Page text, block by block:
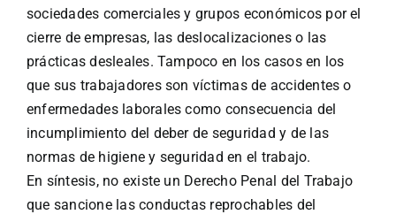
sociedades comerciales y grupos económicos por el
cierre de empresas, las deslocalizaciones o las
prácticas desleales. Tampoco en los casos en los
que sus trabajadores son víctimas de accidentes o
enfermedades laborales como consecuencia del
incumplimiento del deber de seguridad y de las
normas de higiene y seguridad en el trabajo.
En síntesis, no existe un Derecho Penal del Trabajo
que sancione las conductas reprochables del